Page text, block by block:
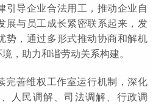
引导企业合法用工，推动企业自
展与员工成长紧密联系起来，发
势，通过多形式推动协商和解机
，助力和谐劳动关系构建。
完善维权工作室运行机制，深化
人民调解、司法调解、行政调